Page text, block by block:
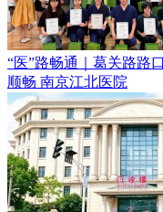
“医”路畅通｜葛关路路
顺畅 南京江北医院